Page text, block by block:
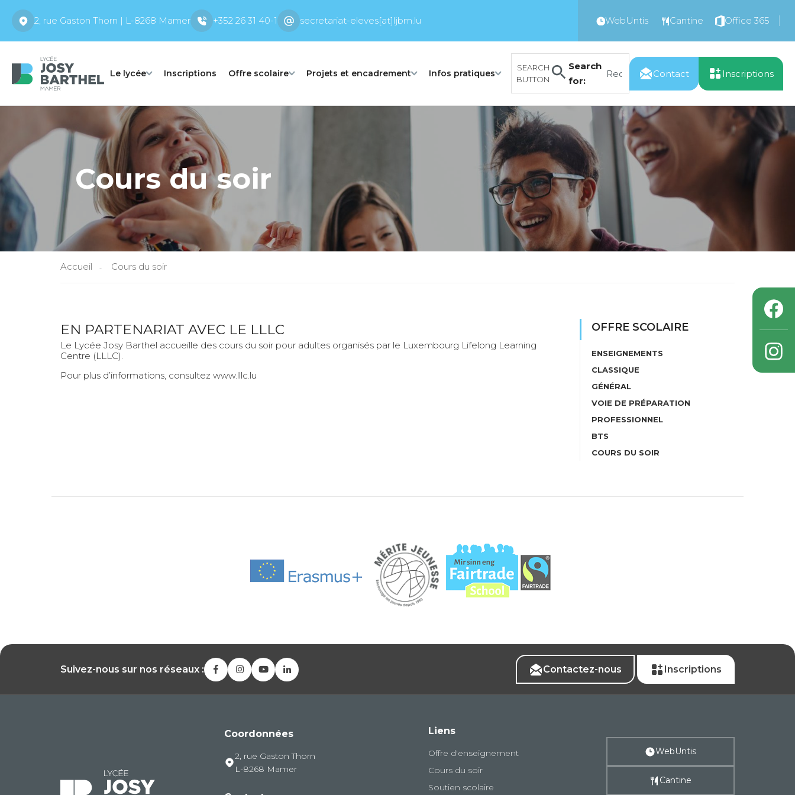
2, rue Gaston Thorn | L-8268 Mamer +352 26 31 40-1 secretariat-eleves[at]ljbm.lu WebUntis Cantine Office 365
Le lycée Inscriptions Offre scolaire Projets et encadrement Infos pratiques
Search
for:
SEARCH
BUTTON
Contact Inscriptions
Cours du soir
Accueil Cours du soir
EN PARTENARIAT AVEC LE LLLC
Le Lycée Josy Barthel accueille des cours du soir pour adultes organisés par le Luxembourg Lifelong Learning
Centre (LLLC).
Pour plus d’informations, consultez www.lllc.lu
OFFRE SCOLAIRE
ENSEIGNEMENTS
CLASSIQUE
GÉNÉRAL
VOIE DE PRÉPARATION
PROFESSIONNEL
BTS
COURS DU SOIR
Suivez-nous sur nos réseaux : Contactez-nous Inscriptions
Coordonnées
2, rue Gaston Thorn
L-8268 Mamer
Liens
Offre d'enseignement
Cours du soir
Soutien scolaire
WebUntis
Cantine